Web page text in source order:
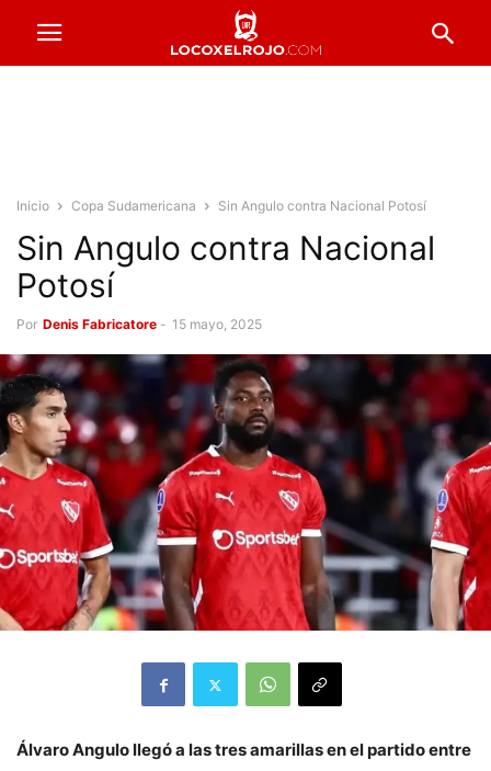
Inicio Copa Sudamericana Sin Angulo contra Nacional Potosí
Sin Angulo contra Nacional
Potosí
Por Denis Fabricatore - 15 mayo, 2025
Álvaro Angulo llegó a las tres amarillas en el partido entre